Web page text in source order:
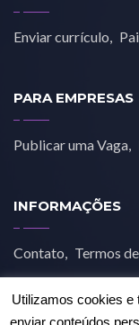
Enviar currículo
PARA EMPRESAS
Publicar uma Vaga
INFORMAÇÕES
Contato Termos
Utilizamos cookies e
enviar conteúdos